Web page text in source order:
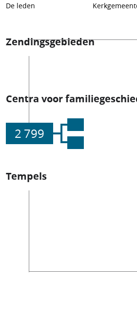
De leden
Zendingsgebieden
Centra voor
2 799
Tempels